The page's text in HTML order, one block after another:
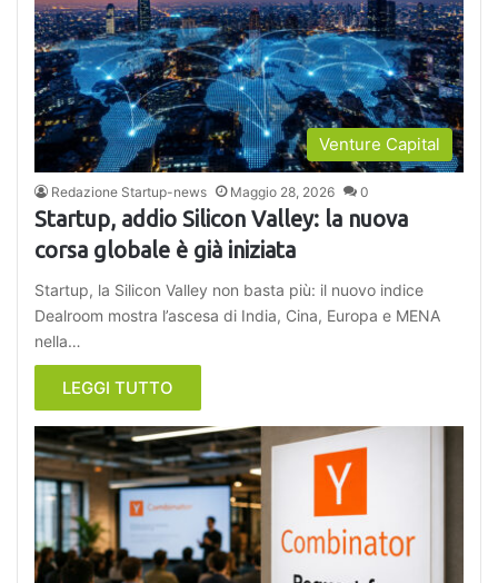
Venture Capital
Redazione Startup-news Maggio 28, 2026 0
Startup, addio Silicon Valley: la nuova
corsa globale è già iniziata
Startup, la Silicon Valley non basta più: il nuovo indice
Dealroom mostra l’ascesa di India, Cina, Europa e MENA
nella…
LEGGI TUTTO